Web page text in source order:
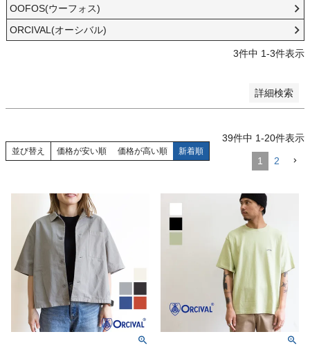
OOFOS(ウーフォス)
ORCIVAL(オーシバル)
3件中 1-3件表示
詳細検索
優先度順
レビュー順
キーワードヒット順
並び替え 価格が安い順 価格が高い順 新着順
39件中 1-20件表示
1 2